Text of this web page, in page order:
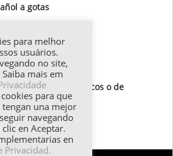
Español a gotas‏
Gramaticales
para visitar
de autores hispánicos o de
los textos
para melhor
usuários.
no site,
mais em
para que
una mejor
navegando
en Aceptar.
en
Privacidad.